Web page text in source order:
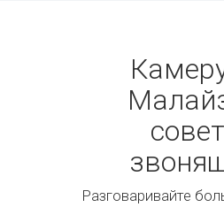
Разговаривайте